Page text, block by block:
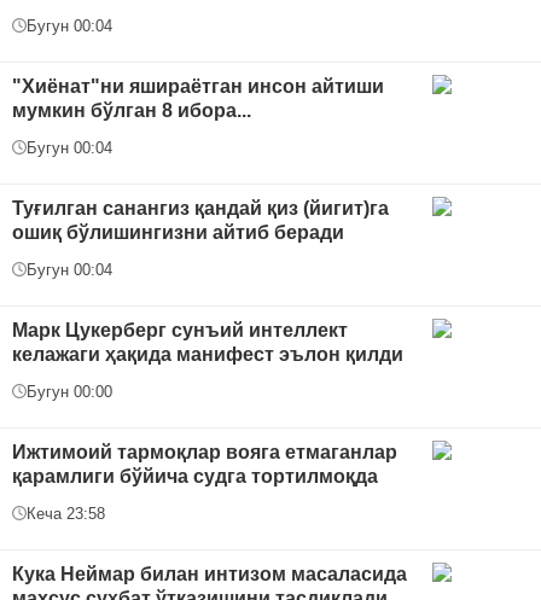
Бугун 00:04
"Хиёнат"ни яшираётган инсон айтиши
мумкин бўлган 8 ибора...
Бугун 00:04
Туғилган санангиз қандай қиз (йигит)га
ошиқ бўлишингизни айтиб беради
Бугун 00:04
Марк Цукерберг сунъий интеллект
келажаги ҳақида манифест эълон қилди
Бугун 00:00
Ижтимоий тармоқлар вояга етмаганлар
қарамлиги бўйича судга тортилмоқда
Кеча 23:58
Кука Неймар билан интизом масаласида